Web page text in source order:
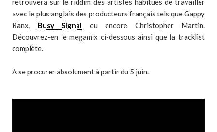
retrouvera sur le riddim des artistes habitués de travailler
avec le plus anglais des producteurs français tels que Gappy
Ranx, Busy Signal ou encore Christopher Martin.
Découvrez-en le megamix ci-dessous ainsi que la tracklist
complète.
A se procurer absolument à partir du 5 juin.